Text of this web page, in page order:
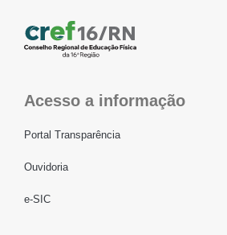
Acesso a informação
Portal Transparência
Ouvidoria
e-SIC